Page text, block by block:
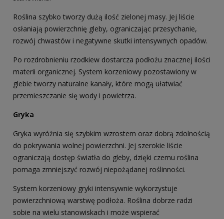
Roślina szybko tworzy dużą ilość zielonej masy. Jej liście
osłaniają powierzchnię gleby, ograniczając przesychanie,
rozwój chwastów i negatywne skutki intensywnych opadów.
Po rozdrobnieniu rzodkiew dostarcza podłożu znacznej ilości
materii organicznej. System korzeniowy pozostawiony w
glebie tworzy naturalne kanały, które mogą ułatwiać
przemieszczanie się wody i powietrza.
Gryka
Gryka wyróżnia się szybkim wzrostem oraz dobrą zdolnością
do pokrywania wolnej powierzchni. Jej szerokie liście
ograniczają dostęp światła do gleby, dzięki czemu roślina
pomaga zmniejszyć rozwój niepożądanej roślinności.
System korzeniowy gryki intensywnie wykorzystuje
powierzchniową warstwę podłoża. Roślina dobrze radzi
sobie na wielu stanowiskach i może wspierać